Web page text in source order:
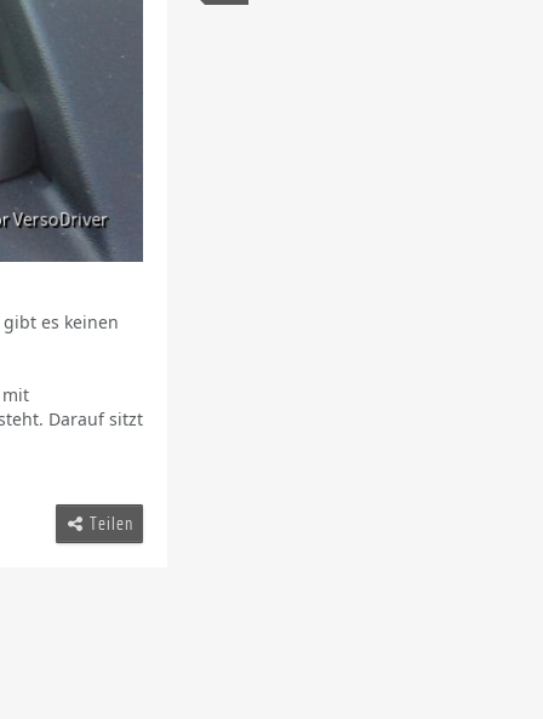
es keinen
mit
Darauf sitzt
Teilen